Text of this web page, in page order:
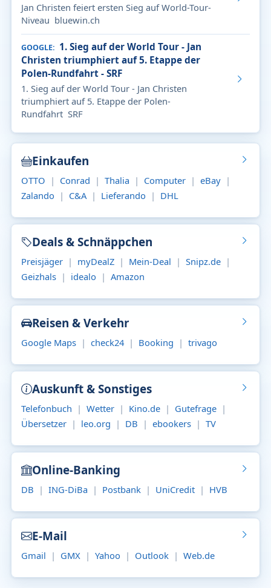
Jan Christen feiert ersten Sieg auf World-Tour-
Niveau bluewin.ch
GOOGLE
1. Sieg auf der World Tour - Jan
Christen triumphiert auf 5. Etappe der
Polen-Rundfahrt - SRF
1. Sieg auf der World Tour - Jan Christen
triumphiert auf 5. Etappe der Polen-
Rundfahrt SRF
Einkaufen
OTTO | Conrad | Thalia | Computer | eBay |
Zalando | C&A | Lieferando | DHL
Deals & Schnäppchen
Preisjäger | myDealZ | Mein-Deal | Snipz.de |
Geizhals | idealo | Amazon
Reisen & Verkehr
Google Maps | check24 | Booking | trivago
Auskunft & Sonstiges
Telefonbuch | Wetter | Kino.de | Gutefrage |
Übersetzer | leo.org | DB | ebookers | TV
Online-Banking
DB | ING-DiBa | Postbank | UniCredit | HVB
E-Mail
Gmail | GMX | Yahoo | Outlook | Web.de